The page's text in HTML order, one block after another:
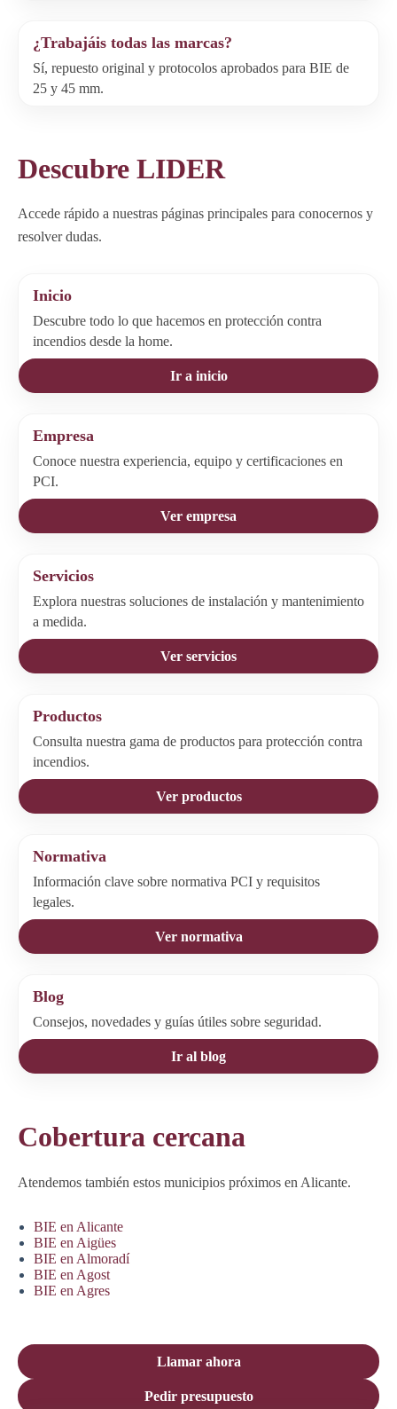
¿Trabajáis todas las marcas?
Sí, repuesto original y protocolos aprobados para BIE de
25 y 45 mm.
Descubre LIDER
Accede rápido a nuestras páginas principales para conocernos y
resolver dudas.
Inicio
Descubre todo lo que hacemos en protección contra
incendios desde la home.
Ir a inicio
Empresa
Conoce nuestra experiencia, equipo y certificaciones en
PCI.
Ver empresa
Servicios
Explora nuestras soluciones de instalación y mantenimiento
a medida.
Ver servicios
Productos
Consulta nuestra gama de productos para protección contra
incendios.
Ver productos
Normativa
Información clave sobre normativa PCI y requisitos
legales.
Ver normativa
Blog
Consejos, novedades y guías útiles sobre seguridad.
Ir al blog
Cobertura cercana
Atendemos también estos municipios próximos en Alicante.
BIE en Alicante
BIE en Aigües
BIE en Almoradí
BIE en Agost
BIE en Agres
Llamar ahora
Pedir presupuesto